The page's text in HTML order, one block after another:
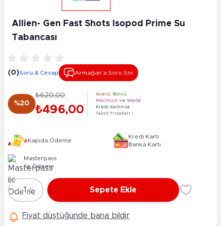
Allien- Gen Fast Shots Isopod Prime Su
Tabancası
(0)Soru & Cevap Armağan’a Soru Sor
%20
₺620,00
₺496,00
Axess Bonus
Maximum ve World
Kredi Kartınıza
Taksit Fırsatları !
Kapıda Ödeme
Kredi Kartı
Banka Kartı
Masterpass
ile Ödeme
Adet
-1 + Sepete Ekle
Fiyat düştüğünde bana bildir